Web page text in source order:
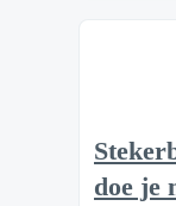
doe je